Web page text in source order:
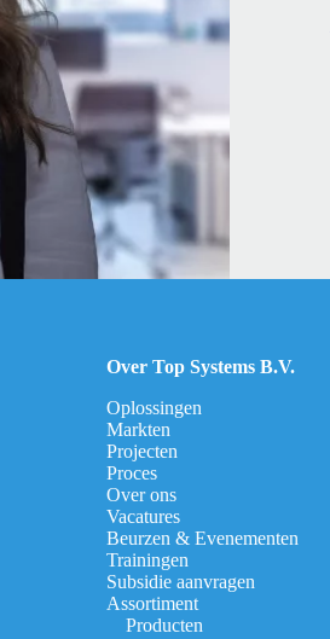
Over Top Systems B.V.
Oplossingen
Markten
Projecten
Proces
Over ons
Vacatures
Beurzen & Evenementen
Trainingen
Subsidie aanvragen
Assortiment
Producten